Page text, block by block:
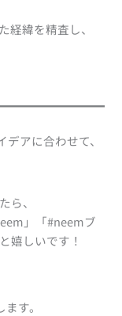
経緯を精査し、
アに合わせて、
ら、
」「#neemブ
嬉しいです！
す。